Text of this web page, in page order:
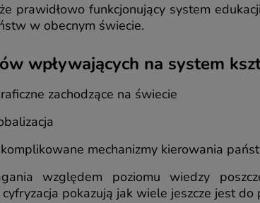
prawidłowo funkcjonujący system
w obecnym świecie.
wpływających na system
zachodzące na świecie
mechanizmy kierowania
względem poziomu wiedzy
pokazują jak wiele jeszcze jest